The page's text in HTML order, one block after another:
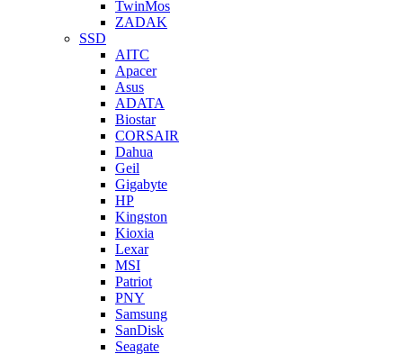
TwinMos
ZADAK
SSD
AITC
Apacer
Asus
ADATA
Biostar
CORSAIR
Dahua
Geil
Gigabyte
HP
Kingston
Kioxia
Lexar
MSI
Patriot
PNY
Samsung
SanDisk
Seagate